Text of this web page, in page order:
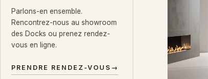
Parlons-en ensemble.
Rencontrez-nous au showroom
des Docks ou prenez rendez-
vous en ligne.
PRENDRE RENDEZ-VOUS →